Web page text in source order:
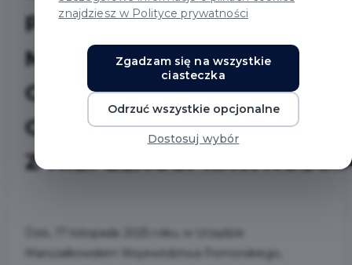
POWSTANIE
MIĘDZYGMINNE
CENTRUM WSPARCIA
OSÓB
Z
Dziś, 17 listopada 2025 roku, w Urzędzie
Marszałkowskim Województwa Pomorskiego,
znajdziesz w Polityce prywatności
Zgadzam się na wszystkie
ciasteczka
Odrzuć wszystkie opcjonalne
Dostosuj wybór